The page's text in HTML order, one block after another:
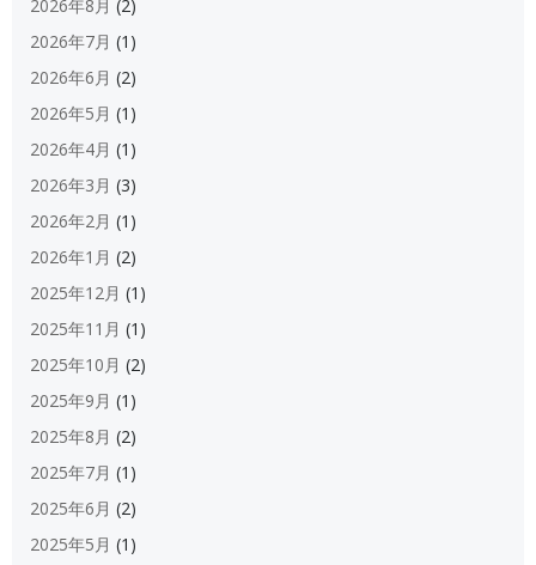
2026年8月 (2)
2026年7月 (1)
2026年6月 (2)
2026年5月 (1)
2026年4月 (1)
2026年3月 (3)
2026年2月 (1)
2026年1月 (2)
2025年12月 (1)
2025年11月 (1)
2025年10月 (2)
2025年9月 (1)
2025年8月 (2)
2025年7月 (1)
2025年6月 (2)
2025年5月 (1)